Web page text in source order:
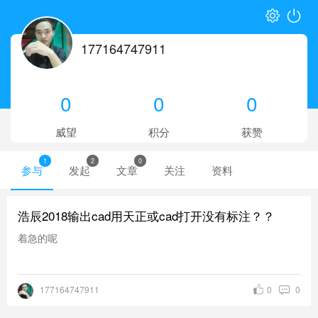
177164747911
0
威望
0
积分
0
获赞
参与
1
发起
2
文章
0
关注 资料
浩辰2018输出cad用天正或cad打开没有标注？？
着急的呢
177164747911 0
0